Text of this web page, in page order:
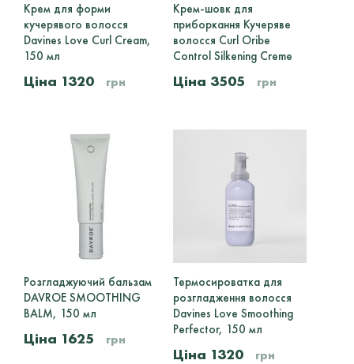
Крем для форми
кучерявого волосся
Davines Love Curl Cream,
150 мл
1320 грн
Крем-шовк для
приборкання Кучеряве
волосся Curl Oribe
Control Silkening Creme
3505 грн
Розгладжуючий бальзам
DAVROE SMOOTHING
BALM, 150 мл
1625 грн
Термосироватка для
розгладження волосся
Davines Love Smoothing
Perfector, 150 мл
1320 грн